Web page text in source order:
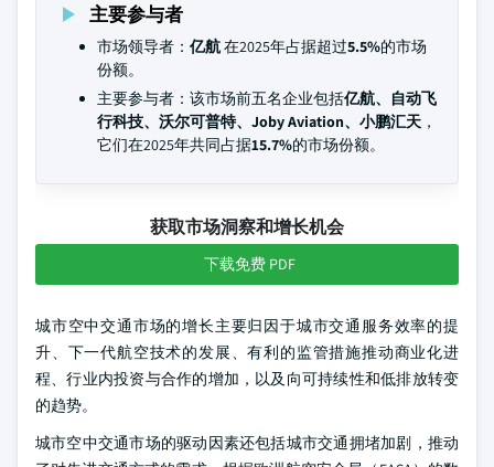
主要参与者
市场领导者： 亿航在2025年占据超过5.5%的市场
份额。
主要参与者：该市场前五名企业包括亿航、自动飞
行科技、沃尔可普特、Joby Aviation、小鹏汇天 ，
它们在2025年共同占据15.7%的市场份额。
获取市场洞察和增长机会
下载免费 PDF
城市空中交通市场的增长主要归因于城市交通服务效率的提
升、下一代航空技术的发展、有利的监管措施推动商业化进
程、行业内投资与合作的增加，以及向可持续性和低排放转变
的趋势。
城市空中交通市场的驱动因素还包括城市交通拥堵加剧，推动